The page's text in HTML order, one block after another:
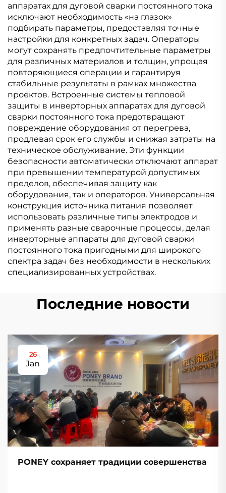
аппаратах для дуговой сварки постоянного тока
исключают необходимость «на глазок»
подбирать параметры, предоставляя точные
настройки для конкретных задач. Операторы
могут сохранять предпочтительные параметры
для различных материалов и толщин, упрощая
повторяющиеся операции и гарантируя
стабильные результаты в рамках множества
проектов. Встроенные системы тепловой
защиты в инверторных аппаратах для дуговой
сварки постоянного тока предотвращают
повреждение оборудования от перегрева,
продлевая срок его службы и снижая затраты на
техническое обслуживание. Эти функции
безопасности автоматически отключают аппарат
при превышении температурой допустимых
пределов, обеспечивая защиту как
оборудования, так и операторов. Универсальная
конструкция источника питания позволяет
использовать различные типы электродов и
применять разные сварочные процессы, делая
инверторные аппараты для дуговой сварки
постоянного тока пригодными для широкого
спектра задач без необходимости в нескольких
специализированных устройствах.
Последние новости
26
Jan
PONEY сохраняет традиции совершенства